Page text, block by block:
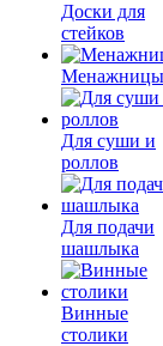
Доски для
стейков
Менажницы
Для суши и
роллов
Для подачи
шашлыка
Винные
столики